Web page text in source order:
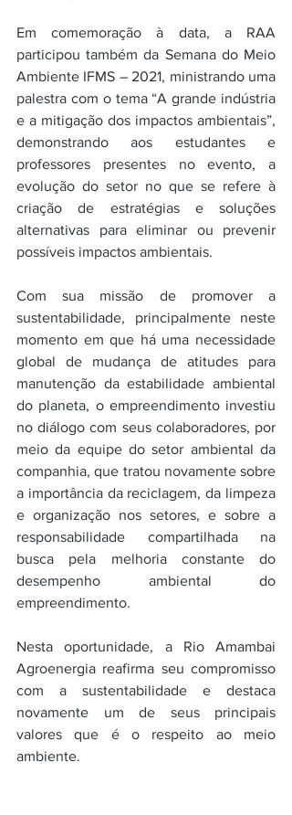
Em comemoração à data, a RAA
participou também da Semana do Meio
Ambiente IFMS – 2021, ministrando uma
palestra com o tema “A grande indústria
e a mitigação dos impactos ambientais”,
demonstrando aos estudantes e
professores presentes no evento, a
evolução do setor no que se refere à
criação de estratégias e soluções
alternativas para eliminar ou prevenir
possíveis impactos ambientais.
Com sua missão de promover a
sustentabilidade, principalmente neste
momento em que há uma necessidade
global de mudança de atitudes para
manutenção da estabilidade ambiental
do planeta, o empreendimento investiu
no diálogo com seus colaboradores, por
meio da equipe do setor ambiental da
companhia, que tratou novamente sobre
a importância da reciclagem, da limpeza
e organização nos setores, e sobre a
responsabilidade compartilhada na
busca pela melhoria constante do
desempenho ambiental do
empreendimento.
Nesta oportunidade, a Rio Amambai
Agroenergia reafirma seu compromisso
com a sustentabilidade e destaca
novamente um de seus principais
valores que é o respeito ao meio
ambiente.